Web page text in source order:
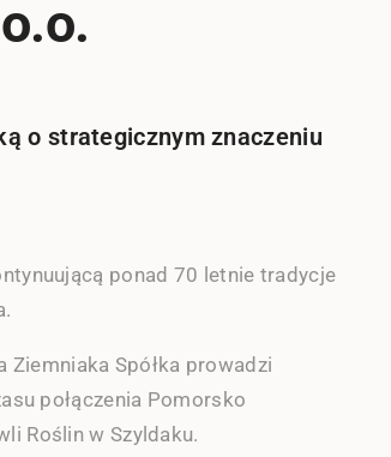
o strategicznym znaczeniu
ponad 70 letnie tradycje
Spółka prowadzi
połączenia Pomorsko
Roślin w Szyldaku.